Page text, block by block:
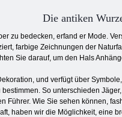
Die antiken
zu bedecken, erfand er Mode.
farbige Zeichnungen der
Sie darauf, um den Hals
und verfügt über
So unterschieden
Führer. Wie Sie sehen können,
haben wir die Möglichkeit, eine